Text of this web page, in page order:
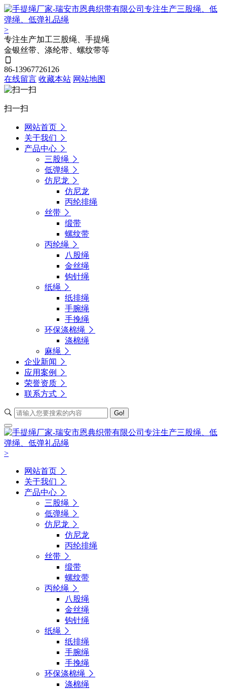
>
专注生产加工三股绳、手提绳
金银丝带、涤纶带、螺纹带等
86-13967726126
在线留言 收藏本站 网站地图
扫一扫
网站首页
关于我们
产品中心
三股绳
低弹绳
仿尼龙
仿尼龙
丙纶排绳
丝带
缎带
螺纹带
丙纶绳
八股绳
金丝绳
钩针绳
纸绳
纸排绳
手腕绳
手挽绳
环保涤棉绳
涤棉绳
麻绳
企业新闻
应用案例
荣誉资质
联系方式
Go!
>
网站首页
关于我们
产品中心
三股绳
低弹绳
仿尼龙
仿尼龙
丙纶排绳
丝带
缎带
螺纹带
丙纶绳
八股绳
金丝绳
钩针绳
纸绳
纸排绳
手腕绳
手挽绳
环保涤棉绳
涤棉绳